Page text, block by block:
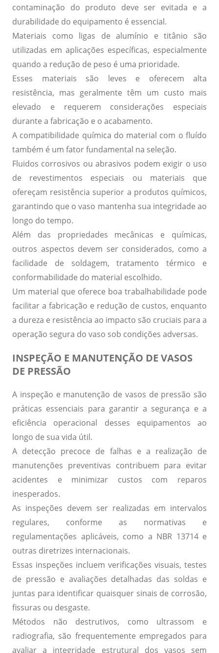
contaminação do produto deve ser evitada e a
durabilidade do equipamento é essencial.
Materiais como ligas de alumínio etitânio são
utilizadas em aplicações específicas, especialmente
quando a redução de peso é uma prioridade.
Esses materiais são leves e oferecem alta
resistência, mas geralmente têm um custo mais
elevado e requerem considerações especiais
durante a fabricação e o acabamento.
A compatibilidade química do material com o fluído
também é um fator fundamental na seleção.
Fluidos corrosivos ou abrasivos podem exigir o uso
de revestimentos especiais ou materiais que
ofereçam resistência superior a produtos químicos,
garantindo que o vaso mantenha sua integridade ao
longo do tempo.
Além das propriedades mecânicas e químicas,
outros aspectos devem ser considerados, como a
facilidade de soldagem,tratamento térmico e
conformabilidade do material escolhido.
Um material que oferece boa trabalhabilidade pode
facilitar a fabricação e redução de custos, enquanto
a dureza e resistência ao impacto são cruciais para a
operação segura do vaso sob condições adversas.
INSPEÇÃO E MANUTENÇÃO DE VASOS
DE PRESSÃO
A inspeção e manutenção de vasos de pressão são
práticas essenciais para garantir a segurança e a
eficiência operacional desses equipamentos ao
longo de sua vida útil.
A detecção precoce de falhas e a realização de
manutenções preventivas contribuem para evitar
acidentes e minimizar custos com reparos
inesperados.
As inspeções devem ser realizadas em intervalos
regulares, conforme as normativas e
regulamentações aplicáveis, como a NBR 13714 e
outras diretrizes internacionais.
Essas inspeções incluem verificações visuais, testes
de pressão e avaliações detalhadas das soldas e
juntas para identificar quaisquer sinais de corrosão,
fissuras ou desgaste.
Métodos não destrutivos, como ultrassom e
radiografia, são frequentemente empregados para
avaliar a integridade estrutural dos vasos sem